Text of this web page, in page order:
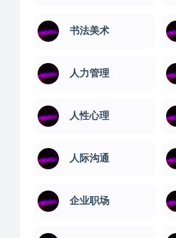
书法美术
人力管理
人性心理
人际沟通
企业职场